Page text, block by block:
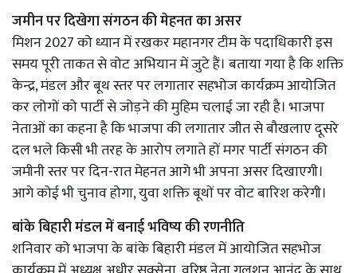
जमीन पर दिखेगा संगठन की मेहनत का असर
मिशन 2027 को ध्यान में रखकर महानगर टीम के पदाधिकारी इस
समय पूरी ताकत से वोट अभियान में जुटे हैं। बताया गया है कि शक्ति
केन्द्र, मंडल और बूथ स्तर पर लगातार सहभोज कार्यक्रम आयोजित
कर लोगों को पार्टी से जोड़ने की मुहिम चलाई जा रही है। भाजपा
नेताओं का कहना है कि भाजपा की लगातार जीत से बौखलाए दूसरे
दल भले किसी भी तरह के आरोप लगाते हों मगर पार्टी संगठन की
जमीनी स्तर पर दिन-रात मेहनत आगे भी अपना असर दिखाएगी।
आगे कोई भी चुनाव होगा, युवा शक्ति बूथों पर वोट बारिश करेगी।
बांके बिहारी मंडल में बनाई भविष्य की रणनीति
शनिवार को भाजपा के बांके बिहारी मंडल में आयोजित सहभोज